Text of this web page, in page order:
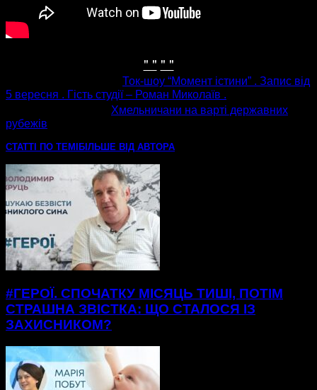
" " " "
Ток-шоу “Момент істини” . Запис від
5 вересня . Гість студії – Роман Миколаїв .
Хмельничани на варті державних
рубежів
СТАТТІ ПО ТЕМІ БІЛЬШЕ ВІД АВТОРА
#ГЕРОЇ. СПОЧАТКУ МІСЯЦЬ ТИШІ, ПОТІМ
СТРАШНА ЗВІСТКА: ЩО СТАЛОСЯ ІЗ
ЗАХИСНИКОМ?